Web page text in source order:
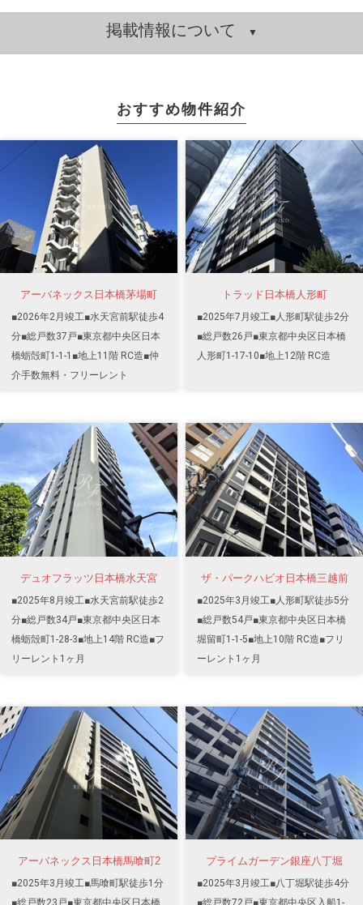
掲載情報について
おすすめ物件紹介
アーバネックス日本橋茅場町
■2026年2月竣工■水天宮前駅徒歩4
分■総戸数37戸■東京都中央区日本
橋蛎殻町1-1-1■地上11階 RC造■仲
介手数無料・フリーレント
トラッド日本橋人形町
■2025年7月竣工■人形町駅徒歩2分
■総戸数26戸■東京都中央区日本橋
人形町1-17-10■地上12階 RC造
デュオフラッツ日本橋水天宮
■2025年8月竣工■水天宮前駅徒歩2
分■総戸数34戸■東京都中央区日本
橋蛎殻町1-28-3■地上14階 RC造■フ
リーレント1ヶ月
ザ・パークハビオ日本橋三越前
■2025年3月竣工■人形町駅徒歩5分
■総戸数54戸■東京都中央区日本橋
堀留町1-1-5■地上10階 RC造■フリ
ーレント1ヶ月
アーバネックス日本橋馬喰町2
■2025年3月竣工■馬喰町駅徒歩1分
■総戸数23戸■東京都中央区日本橋
プライムガーデン銀座八丁堀
■2025年3月竣工■八丁堀駅徒歩4分
■総戸数72戸■東京都中央区入船1-